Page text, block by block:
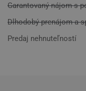
Garantovaný nájom s
Dlhodobý prenájom a
Predaj nehnuteľností